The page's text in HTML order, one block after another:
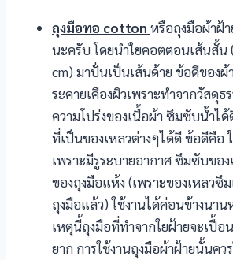
ถุงมือทอ cotton หรือถุงมือผ้าฝ้
นะครับ โดยนำใยคอตตอนเส้นสั้น
cm) มาปั่นเป็นเส้นด้าย ข้อดีของ
ระคายเคืองผิวเพราะทำจากวัสดุ
ความโปร่งของเนื้อผ้า ซึมซับน้ำไ
ที่เป็นของเหลวต่างๆได้ดี ข้อดีคือ
เพราะมีรูระบายอากาศ ซึมซับขอ
ของถุงมือแห้ง (เพราะของเหลวซึ
ถุงมือแล้ว) ใช้งานได้ค่อนข้างนาน
เหตุนี้ถุงมือที่ทำจากใยฝ้ายจะเปื้อ
ยาก การใช้งานถุงมือผ้าฝ้ายนั้นคว